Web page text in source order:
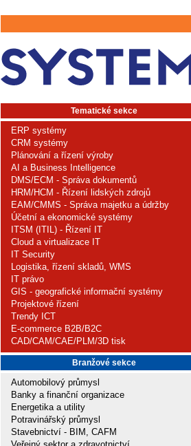
Tematické sekce
ERP systémy
CRM systémy
Plánování a řízení výroby
AI a Business Intelligence
DMS/ECM - Správa dokumentů
HRM/HCM - Řízení lidských zdrojů
EAM/CMMS - Správa majetku a údržby
Účetní a ekonomické systémy
ITSM (ITIL) - Řízení IT
Cloud a virtualizace IT
IT Security
Logistika, řízení skladů, WMS
IT právo
GIS - geografické informační systémy
Projektové řízení
Trendy ICT
E-commerce B2B/B2C
CAD/CAM/CAE/PLM/3D tisk
Branžové sekce
Automobilový průmysl
Banky a finanční organizace
Energetika a utility
Potravinářský průmysl
Stavebnictví - BIM, CAFM